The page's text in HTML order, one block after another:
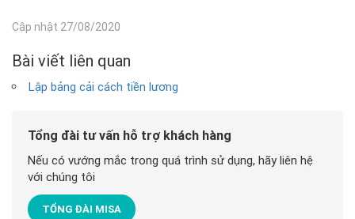
Cập nhật 27/08/2020
Bài viết liên quan
Lập bảng cải cách tiền lương
Tổng đài tư vấn hỗ trợ khách hàng
Nếu có vướng mắc trong quá trình sử dụng, hãy liên hệ
với chúng tôi
TỔNG ĐÀI MISA